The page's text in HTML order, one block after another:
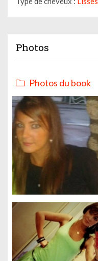
Photos
Photos du book